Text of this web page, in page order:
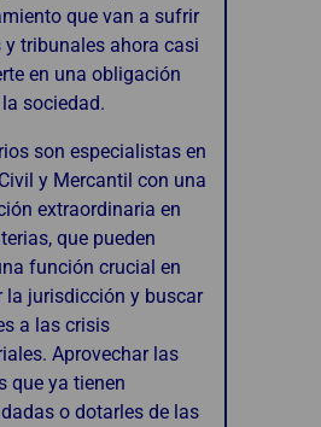
que van a sufrir
y tribunales ahora casi
en una obligación
sociedad.
son especialistas en
y Mercantil con una
extraordinaria en
que pueden
función crucial en
la jurisdicción y buscar
a las crisis
Aprovechar las
que ya tienen
o dotarles de las